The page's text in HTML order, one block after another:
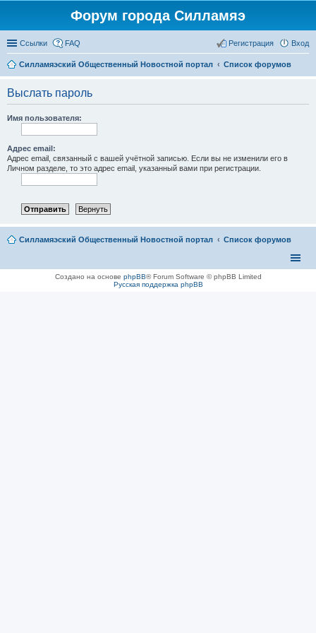
Форум города Силламяэ
Ссылки FAQ Вход
Регистрация
Силламяэский Общественный Новостной портал Список форумов
Выслать пароль
Имя пользователя:
Адрес email:
Адрес email, связанный с вашей учётной записью. Если вы не изменили его в
Личном разделе, то это адрес email, указанный вами при регистрации.
Силламяэский Общественный Новостной портал Список форумов
Создано на основе phpBB® Forum Software © phpBB Limited
Русская поддержка phpBB